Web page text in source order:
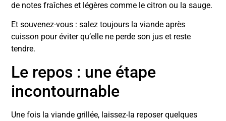
de notes fraîches et légères comme le citron ou la sauge.
Et souvenez-vous : salez toujours la viande après
cuisson pour éviter qu’elle ne perde son jus et reste
tendre.
Le repos : une étape
incontournable
Une fois la viande grillée, laissez-la reposer quelques